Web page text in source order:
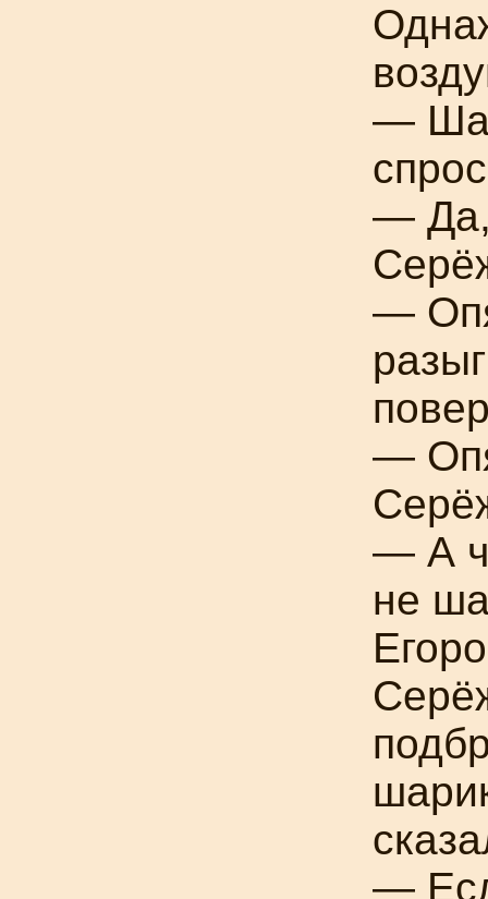
—
— Да,
—
—
— А
не
—